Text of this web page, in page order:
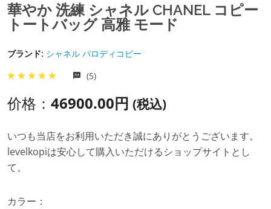
華やか 洗練 シャネル CHANEL コピー
トートバッグ 高雅 モード
ブランド: シャネル パロディコピー
(5)
价格： 46900.00円 (税込)
いつも当店をお利用いただき誠にありがとうございます。
levelkopiは安心して購入いただけるショップサイトとし
て。
カラー：